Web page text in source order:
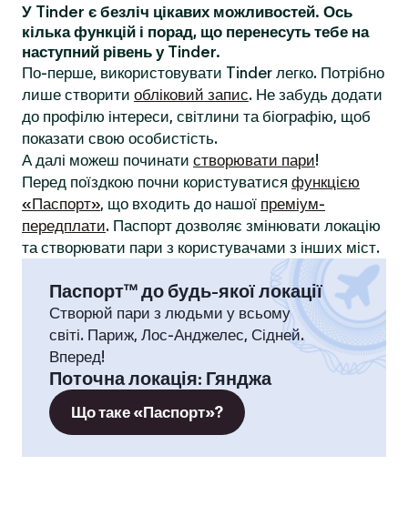
У Tinder є безліч цікавих можливостей. Ось
кілька функцій і порад, що перенесуть тебе на
наступний рівень у Tinder.
По-перше, використовувати Tinder легко. Потрібно
лише створити обліковий запис. Не забудь додати
до профілю інтереси, світлини та біографію, щоб
показати свою особистість.
А далі можеш починати створювати пари!
Перед поїздкою почни користуватися функцією
«Паспорт», що входить до нашої преміум-
передплати. Паспорт дозволяє змінювати локацію
та створювати пари з користувачами з інших міст.
Паспорт™ до будь-якої локації
Створюй пари з людьми у всьому
світі. Париж, Лос-Анджелес, Сідней.
Вперед!
Поточна локація: Гянджа
Що таке «Паспорт»?